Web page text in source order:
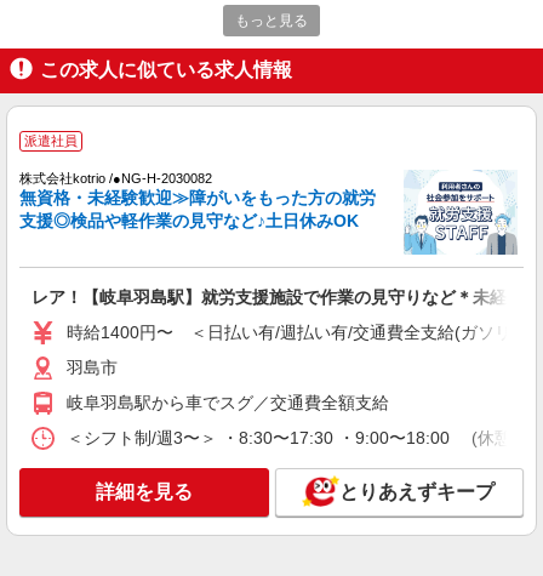
羽島市*デイでの生活補助☆新たなスキルを身
につけて長く働く♪
時給1500円〜2150円 ＜日払い有/週払い有/交
通費全支給(ガソリン代含む)＞
キープ 詳細を見る
派遣社員
しいサ高住のSTAFF
時給1500円〜2125円 ＜日払い有/週払い有/交
キープ 詳細を見る
株式会社kotrio /●NG-H-1905986
もっと見る
この求人に似ている求人情報
派遣社員
株式会社kotrio /●NG-H-2030082
無資格・未経験歓迎≫障がいをもった方の就労
支援◎検品や軽作業の見守など♪土日休みOK
レア！【岐阜羽島駅】就労支援施設で作業の見守りなど＊未経験
時給1400円〜 ＜日払い有/週払い有/交通費全支給(ガソリン
羽島市
岐阜羽島駅から車でスグ／交通費全額支給
＜シフト制/週3〜＞ ・8:30〜17:30 ・9:00〜18:00 (休憩1h
詳細を見る とりあえずキープ